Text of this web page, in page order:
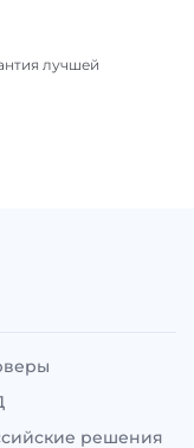
лучшей
решения